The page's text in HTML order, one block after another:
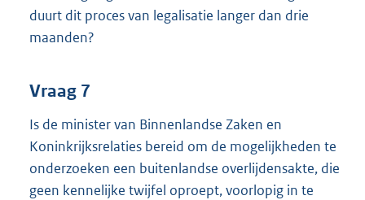
duurt dit proces van legalisatie langer dan drie
maanden?
Vraag 7
Is de minister van Binnenlandse Zaken en
Koninkrijksrelaties bereid om de mogelijkheden te
onderzoeken een buitenlandse overlijdensakte, die
geen kennelijke twijfel oproept, voorlopig in te